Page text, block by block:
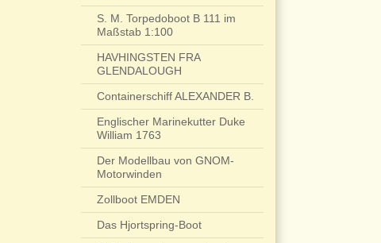
S. M. Torpedoboot B 111 im
Maßstab 1:100
HAVHINGSTEN FRA
GLENDALOUGH
Containerschiff ALEXANDER B.
Englischer Marinekutter Duke
William 1763
Der Modellbau von GNOM-
Motorwinden
Zollboot EMDEN
Das Hjortspring-Boot